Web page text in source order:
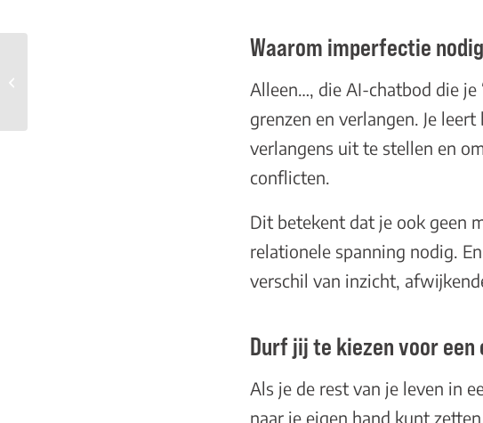
Waarom imperfectie
Alleen…, die AI-chatbod die
grenzen en verlangen. Je
verlangens uit te stellen en
conflicten.
Dit betekent dat je ook geen
relationele spanning nodig.
verschil van inzicht,
Durf jij te kiezen voor
Als je de rest van je leven in
naar je eigen hand kunt